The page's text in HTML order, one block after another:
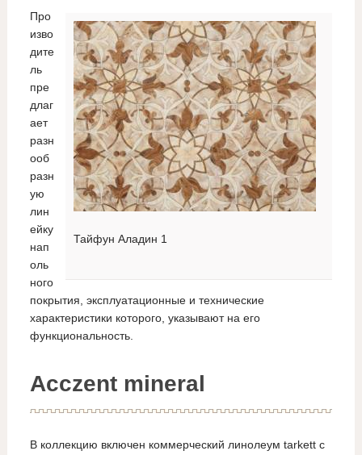
Тайфун Аладин 1
Про
изво
дите
ль
пре
длаг
ает
разн
ооб
разн
ую
лин
ейку
нап
оль
ного
покрытия, эксплуатационные и технические
характеристики которого, указывают на его
функциональность.
Аcczent mineral
В коллекцию включен коммерческий линолеум tarkett с